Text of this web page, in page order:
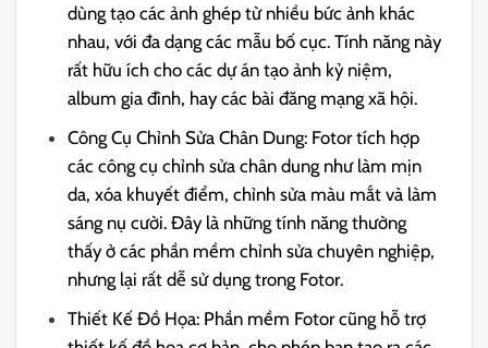
dùng tạo các ảnh ghép từ nhiều bức ảnh khác
nhau, với đa dạng các mẫu bố cục. Tính năng này
rất hữu ích cho các dự án tạo ảnh kỷ niệm,
album gia đình, hay các bài đăng mạng xã hội.
Công Cụ Chỉnh Sửa Chân Dung: Fotor tích hợp
các công cụ chỉnh sửa chân dung như làm mịn
da, xóa khuyết điểm, chỉnh sửa màu mắt và làm
sáng nụ cười. Đây là những tính năng thường
thấy ở các phần mềm chỉnh sửa chuyên nghiệp,
nhưng lại rất dễ sử dụng trong Fotor.
Thiết Kế Đồ Họa: Phần mềm Fotor cũng hỗ trợ